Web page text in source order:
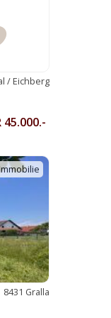
/ Eichberg
8431 Gralla